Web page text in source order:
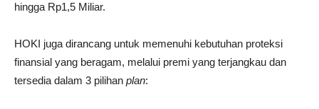
hingga Rp1,5 Miliar.
HOKI juga dirancang untuk memenuhi kebutuhan proteksi
finansial yang beragam, melalui premi yang terjangkau dan
tersedia dalam 3 pilihan plan: